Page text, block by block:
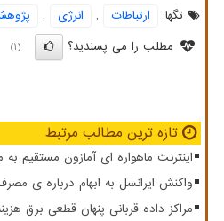
تگها:
ارتباطات , انرژی ,
مطلب را می پسندید؟
(1)
تازه ترین مطالب مرتبط
اینترنت ماهواره ای آمازون مستقیم
واکنش ایرانسل به ابهام درباره ی
مراکز داده قربانی پنهان قطعی برق